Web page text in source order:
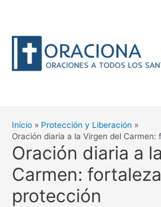
Inicio
Protección y Liberación
Oración diaria a la Virgen del
Oración diaria a
Carmen:
protección